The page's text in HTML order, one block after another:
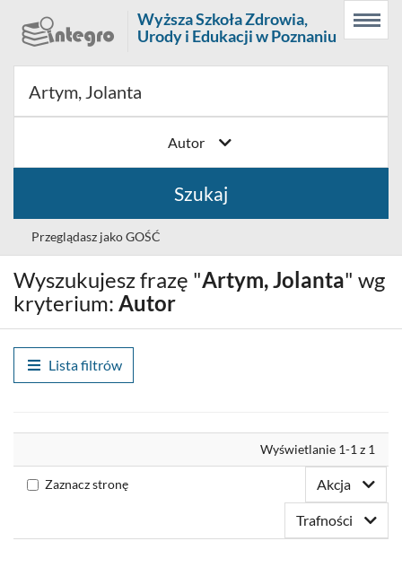
Menu
główne
Wyszukiwarka
Treść
główna
Menu
Prolib
Integro
strona
Wyższa Szkoła Zdrowia,
Urody i Edukacji w Poznaniu
Autor
Szukaj
Przeglądasz jako GOŚĆ
Wybór
języka
Polski (PL)
Zaloguj
Zaproponuj zakup
Wyszukujesz frazę "Artym, Jolanta" wg
kryterium: Autor
Lista filtrów
Wyświetlanie 1-1 z 1
Zaznacz stronę Akcja
Trafności